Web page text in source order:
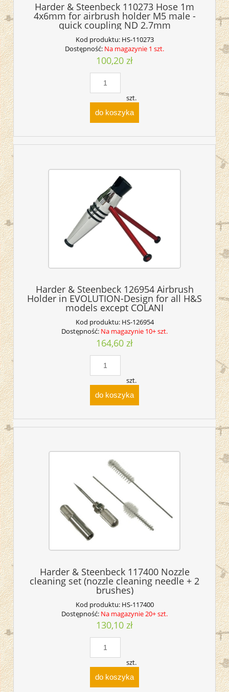
Harder & Steenbeck 110273 Hose 1m
4x6mm for airbrush holder M5 male -
quick coupling ND 2.7mm
Kod produktu: HS-110273
Dostępność: Na magazynie 1 szt.
100,20 zł
szt.
do koszyka
Harder & Steenbeck 126954 Airbrush
Holder in EVOLUTION-Design for all H&S
models except COLANI
Kod produktu: HS-126954
Dostępność: Na magazynie 10+ szt.
164,60 zł
szt.
do koszyka
Harder & Steenbeck 117400 Nozzle
cleaning set (nozzle cleaning needle + 2
brushes)
Kod produktu: HS-117400
Dostępność: Na magazynie 20+ szt.
130,10 zł
szt.
do koszyka